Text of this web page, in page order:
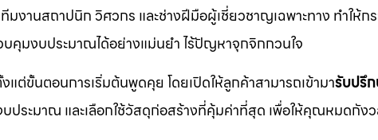
งานสถาปนิก วิศวกร และช่างฝีมือผู้เชี่ยวชาญเฉพาะทาง ทำให้ก
บคุมงบประมาณได้อย่างแม่นยำ ไร้ปัญหาจุกจิกกวนใจ
แต่ขั้นตอนการเริ่มต้นพูดคุย โดยเปิดให้ลูกค้าสามารถเข้ามารับปรึ
ประมาณ และเลือกใช้วัสดุก่อสร้างที่คุ้มค่าที่สุด เพื่อให้คุณหมดกัง